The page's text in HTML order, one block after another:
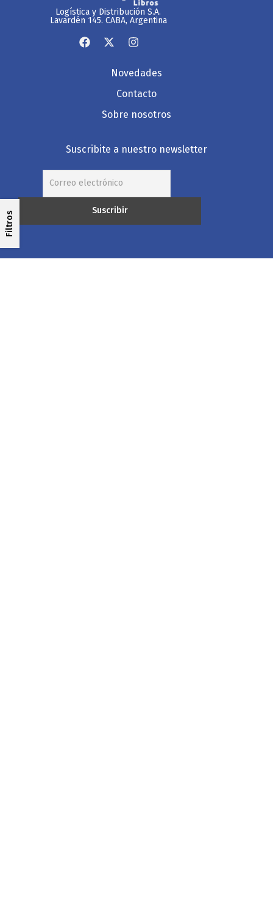
Filtros
Logística y Distribución S.A.
Lavardén 145. CABA, Argentina
Novedades
Contacto
Sobre nosotros
Suscribite a nuestro newsletter